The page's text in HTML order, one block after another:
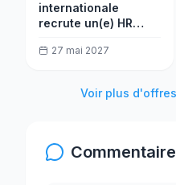
internationale
recrute un(e) HR
27 mai 2027
Voir plus